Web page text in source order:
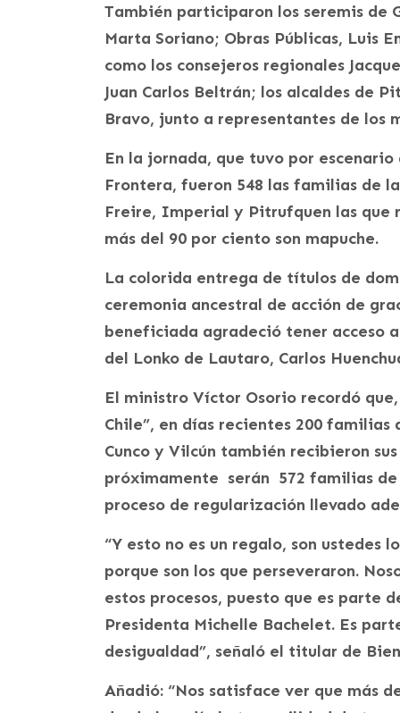
También participaron los seremis de
Marta Soriano; Obras Públicas, Luis
como los consejeros regionales
Juan Carlos Beltrán; los alcaldes de
Bravo, junto a representantes de los
En la jornada, que tuvo por
Frontera, fueron 548 las familias de
Freire, Imperial y Pitrufquen las que
más del 90 por ciento son mapuche.
La colorida entrega de títulos de
ceremonia ancestral de acción de
beneficiada agradeció tener acceso
del Lonko de Lautaro, Carlos
El ministro Víctor Osorio recordó
Chile”, en días recientes 200 familias
Cunco y Vilcún también recibieron
próximamente serán 572 familias de
proceso de regularización llevado
“Y esto no es un regalo, son ustedes
porque son los que perseveraron.
estos procesos, puesto que es parte
Presidenta Michelle Bachelet. Es
desigualdad”, señaló el titular de
Añadió: “Nos satisface ver que más